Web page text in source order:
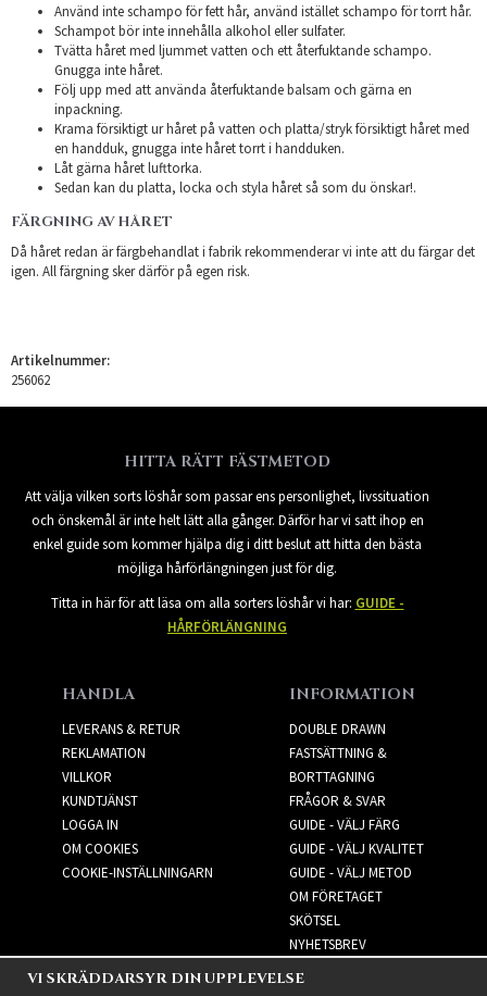
Använd inte schampo för fett hår, använd istället schampo för torrt hår.
Schampot bör inte innehålla alkohol eller sulfater.
Tvätta håret med ljummet vatten och ett återfuktande schampo.
Gnugga inte håret.
Följ upp med att använda återfuktande balsam och gärna en
inpackning.
Krama försiktigt ur håret på vatten och platta/stryk försiktigt håret med
en handduk, gnugga inte håret torrt i handduken.
Låt gärna håret lufttorka.
Sedan kan du platta, locka och styla håret så som du önskar!.
FÄRGNING AV HÅRET
Då håret redan är färgbehandlat i fabrik rekommenderar vi inte att du färgar det
igen. All färgning sker därför på egen risk.
Artikelnummer:
256062
HITTA RÄTT FÄSTMETOD
Att välja vilken sorts löshår som passar ens personlighet, livssituation
och önskemål är inte helt lätt alla gånger. Därför har vi satt ihop en
enkel guide som kommer hjälpa dig i ditt beslut att hitta den bästa
möjliga hårförlängningen just för dig.
Titta in här för att läsa om alla sorters löshår vi har: GUIDE -
HÅRFÖRLÄNGNING
HANDLA
LEVERANS & RETUR
REKLAMATION
VILLKOR
KUNDTJÄNST
LOGGA IN
OM COOKIES
COOKIE-INSTÄLLNINGARN
INFORMATION
DOUBLE DRAWN
FASTSÄTTNING &
BORTTAGNING
FRÅGOR & SVAR
GUIDE - VÄLJ FÄRG
GUIDE - VÄLJ KVALITET
GUIDE - VÄLJ METOD
OM FÖRETAGET
SKÖTSEL
NYHETSBREV
VI SKRÄDDARSYR DIN UPPLEVELSE